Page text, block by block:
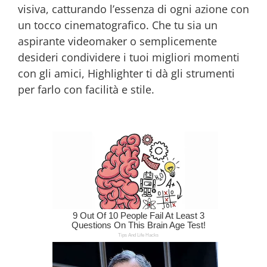
visiva, catturando l’essenza di ogni azione con
un tocco cinematografico. Che tu sia un
aspirante videomaker o semplicemente
desideri condividere i tuoi migliori momenti
con gli amici, Highlighter ti dà gli strumenti
per farlo con facilità e stile.